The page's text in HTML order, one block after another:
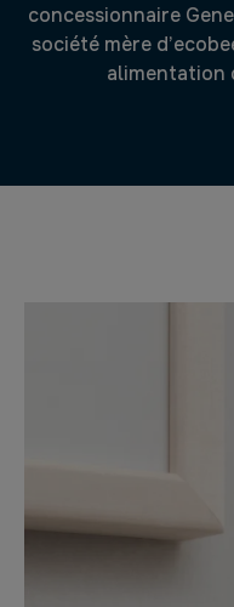
concessionnaire
société mère
alimentation